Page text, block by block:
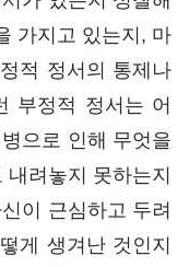
가지고 있는지, 마
적 정서의 통제나
부정적 정서는 어
으로 인해 무엇을
려놓지 못하는지
이 근심하고 두려
게 생겨난 것인지